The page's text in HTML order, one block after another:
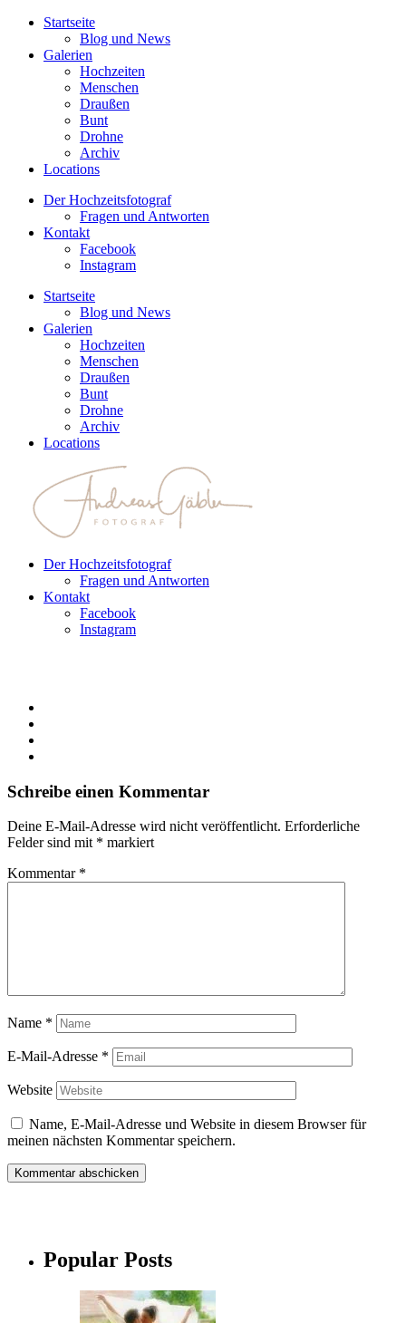
Startseite
Blog und News
Galerien
Hochzeiten
Menschen
Draußen
Bunt
Drohne
Archiv
Locations
Der Hochzeitsfotograf
Fragen und Antworten
Kontakt
Facebook
Instagram
Startseite
Blog und News
Galerien
Hochzeiten
Menschen
Draußen
Bunt
Drohne
Archiv
Locations
Der Hochzeitsfotograf
Fragen und Antworten
Kontakt
Facebook
Instagram
Schreibe einen Kommentar
Deine E-Mail-Adresse wird nicht veröffentlicht. Erforderliche
Felder sind mit * markiert
Kommentar *
Name *
E-Mail-Adresse *
Website
Name, E-Mail-Adresse und Website in diesem Browser für
meinen nächsten Kommentar speichern.
Popular Posts